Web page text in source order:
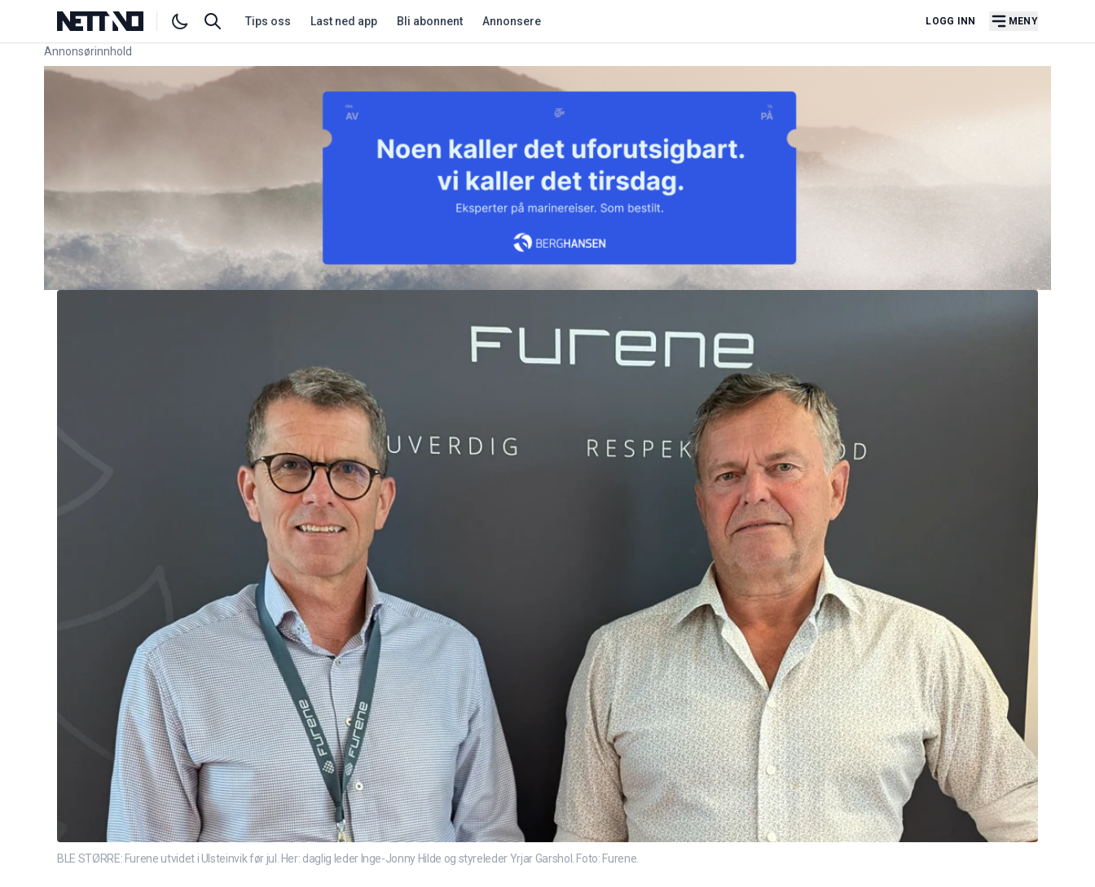
Tips oss Last ned app Bli abonnent Annonsere LOGG INN MENY
Annonsørinnhold
Link for annonse
BLE STØRRE: Furene utvidet i Ulsteinvik før jul. Her: daglig leder Inge-Jonny Hilde og styreleder Yrjar Garshol. Foto: Furene.